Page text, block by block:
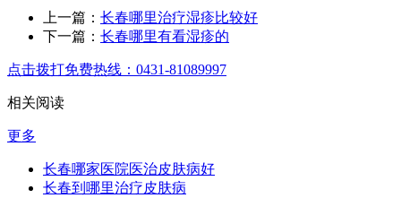
上一篇： 长春哪里治疗湿疹比较好
下一篇： 长春哪里有看湿疹的
点击拨打免费热线：0431-81089997
相关阅读
更多
长春哪家医院医治皮肤病好
长春到哪里治疗皮肤病